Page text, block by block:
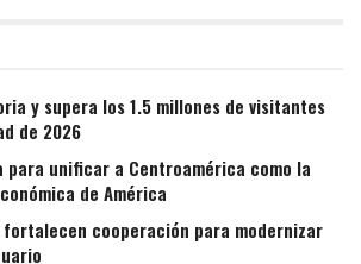
y supera los 1.5 millones de visitantes
de 2026
para unificar a Centroamérica como la
de América
fortalecen cooperación para modernizar